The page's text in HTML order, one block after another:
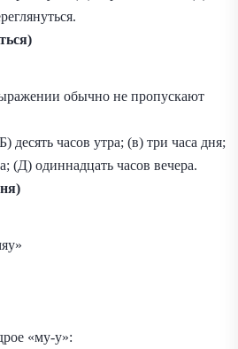
обычно не пропускают
десять часов утра; (в) три часа дня;
(Д) одиннадцать часов вечера.
«му-у»: